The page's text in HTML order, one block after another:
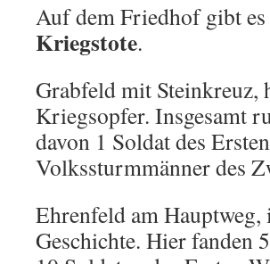
Auf dem Friedhof gibt
Kriegstote.
Grabfeld mit
Kriegsopfer. Insgesamt
davon 1 Soldat des
Volkssturmmänner des
Ehrenfeld am
Geschichte. Hier fanden